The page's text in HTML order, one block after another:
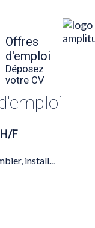
Offres
d'emploi
Déposez
votre CV
F
install...